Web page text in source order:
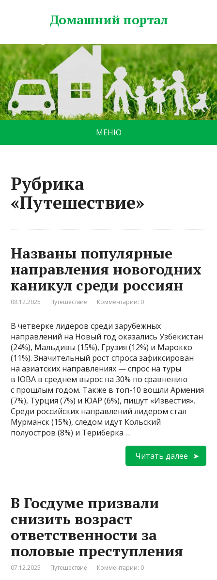
Домашний портал
МЕНЮ
Рубрика
«Путешествие»
Названы популярные
направления новогодних
каникул среди россиян
08.12.2025 Путешествие Комментарии: 0
В четверке лидеров среди зарубежных
направлений на Новый год оказались Узбекистан
(24%), Мальдивы (15%), Грузия (12%) и Марокко
(11%). Значительный рост спроса зафиксирован
на азиатских направлениях — спрос на туры
в ЮВА в среднем вырос на 30% по сравнению
с прошлым годом. Также в топ-10 вошли Армения
(7%), Турция (7%) и ЮАР (6%), пишут «Известия».
Среди российских направлений лидером стал
Мурманск (15%), следом идут Кольский
полуостров (8%) и Териберка …
Читать далее
В Госдуме призвали
снизить возраст
ответственности за
половые преступления
07.12.2025 Путешествие Комментарии: 0